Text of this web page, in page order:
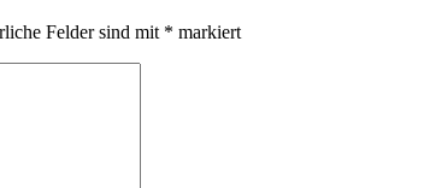
Felder sind mit * markiert